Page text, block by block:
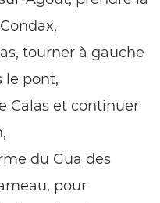
tourner à gauche
le pont,
Calas et continuer
du Gua des
pour